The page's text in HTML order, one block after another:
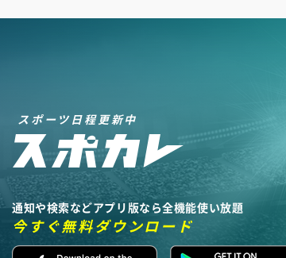
スポーツ日程更新中
通知や検索などアプリ版なら全機能使い放題
今すぐ無料ダウンロード